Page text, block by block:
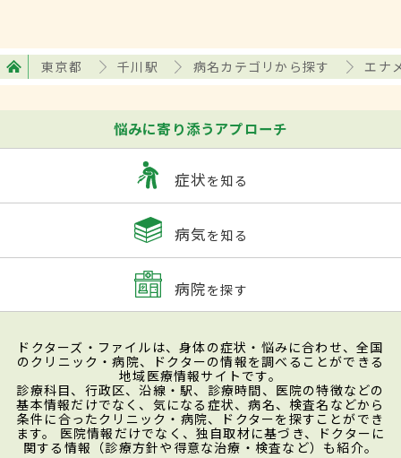
東京都 千川駅 病名カテゴリから探す エナ
悩みに寄り添うアプローチ
症状を知る
病気を知る
病院を探す
ドクターズ・ファイルは、身体の症状・悩みに合わせ、全国
のクリニック・病院、ドクターの情報を調べることができる
地域医療情報サイトです。
診療科目、行政区、沿線・駅、診療時間、医院の特徴などの
基本情報だけでなく、気になる症状、病名、検査名などから
条件に合ったクリニック・病院、ドクターを探すことができ
ます。 医院情報だけでなく、独自取材に基づき、ドクターに
関する情報（診療方針や得意な治療・検査など）も紹介。